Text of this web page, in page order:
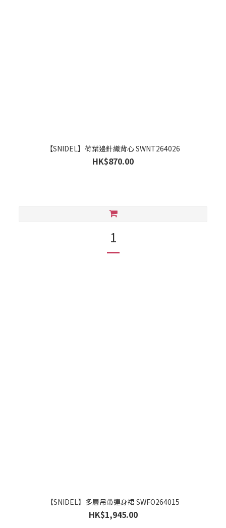
【SNIDEL】荷葉邊針織背心 SWNT264026
HK$870.00
1
【SNIDEL】多層吊帶連身裙 SWFO264015
HK$1,945.00